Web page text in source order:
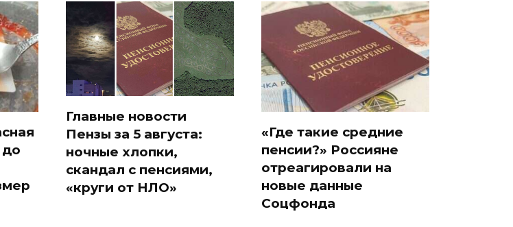
Главные новости
Пензы за 5 августа:
ночные хлопки,
скандал с пенсиями,
«круги от НЛО»
«Где такие средние
пенсии?» Россияне
отреагировали на
новые данные
Соцфонда